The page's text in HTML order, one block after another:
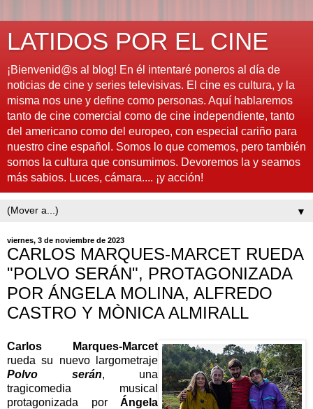
LATIDOS POR EL CINE
¡Bienvenid@s al blog! En él intentaré poneros al día de
noticias de cine y series televisivas. El cine es cultura, y la
misma nos une y define como personas. Aquí hablaremos
tanto de cine comercial como de cine independiente, tanto
del americano como del europeo, con especial cariño para
nuestro cine español. Somos lo que comemos, pero también
somos la cultura que consumimos. Devoremos la y seamos
más sabios. Luces, cámara.... ¡y acción!
▼
viernes, 3 de noviembre de 2023
CARLOS MARQUES-MARCET RUEDA
"POLVO SERÁN", PROTAGONIZADA
POR ÁNGELA MOLINA, ALFREDO
CASTRO Y MÒNICA ALMIRALL
Carlos Marques-Marcet
rueda su nuevo largometraje
Polvo serán, una
tragicomedia musical
protagonizada por Ángela